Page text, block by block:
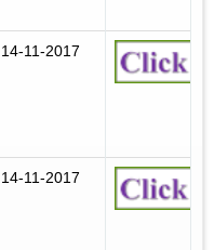
14-11-2017
14-11-2017